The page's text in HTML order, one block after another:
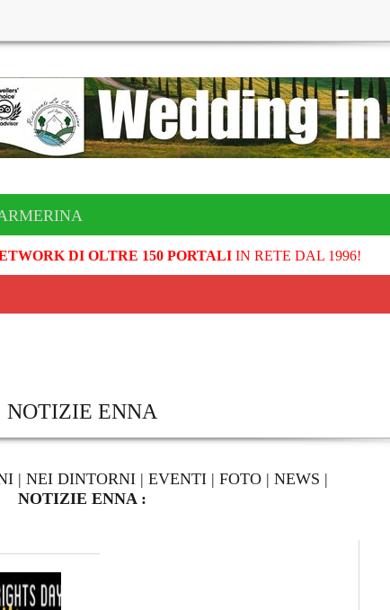
DI OLTRE 150 PORTALIIN RETE DAL 1996!
NOTIZIE ENNA
| NEI DINTORNI | EVENTI | FOTO | NEWS |
NOTIZIE ENNA :